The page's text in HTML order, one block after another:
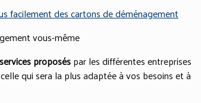
facilement des cartons de déménagement
vous-même
proposéspar les différentes entreprises
qui sera la plus adaptée à vos besoins et à